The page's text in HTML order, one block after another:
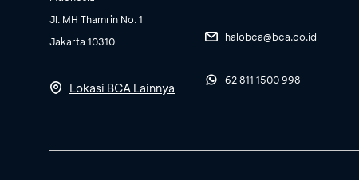
Jl. MH Thamrin No. 1
Jakarta 10310
Lokasi BCA Lainnya
halobca@bca.co.id
62 811 1500 998